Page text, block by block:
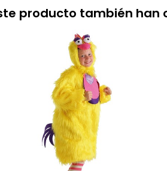
producto también han